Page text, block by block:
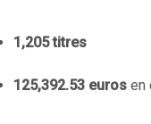
1,205 titres
125,392.53 euros en